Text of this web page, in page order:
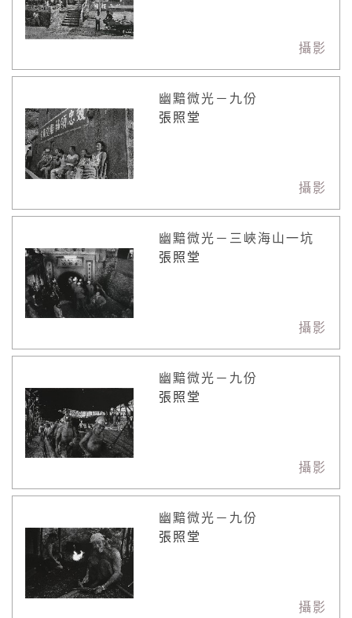
攝影
幽黯微光－九份
張照堂
攝影
幽黯微光－三峽海山一坑
張照堂
攝影
幽黯微光－九份
張照堂
攝影
幽黯微光－九份
張照堂
攝影